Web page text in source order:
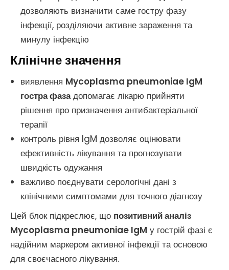
дозволяють визначити саме гостру фазу
інфекції, розділяючи активне зараження та
минулу інфекцію
Клінічне значення
виявлення Mycoplasma pneumoniae IgM
гостра фазадопомагає лікарю прийняти
рішення про призначення антибактеріальної
терапії
контроль рівня IgM дозволяє оцінювати
ефективність лікування та прогнозувати
швидкість одужання
важливо поєднувати серологічні дані з
клінічними симптомами для точного діагнозу
Цей блок підкреслює, що позитивний аналіз
Mycoplasma pneumoniae IgM у гострій фазі є
надійним маркером активної інфекції та основою
для своєчасного лікування.